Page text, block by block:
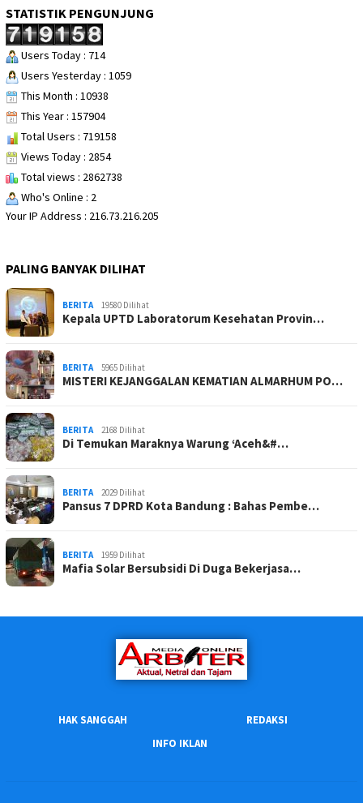
STATISTIK PENGUNJUNG
Users Today : 714
Users Yesterday : 1059
This Month : 10938
This Year : 157904
Total Users : 719158
Views Today : 2854
Total views : 2862738
Who's Online : 2
Your IP Address : 216.73.216.205
PALING BANYAK DILIHAT
BERITA 19580 Dilihat
Kepala UPTD Laboratorum Kesehatan Provin…
BERITA 5965 Dilihat
MISTERI KEJANGGALAN KEMATIAN ALMARHUM PO…
BERITA 2168 Dilihat
Di Temukan Maraknya Warung ‘Aceh&#…
BERITA 2029 Dilihat
Pansus 7 DPRD Kota Bandung : Bahas Pembe…
BERITA 1959 Dilihat
Mafia Solar Bersubsidi Di Duga Bekerjasa…
HAK SANGGAH
REDAKSI
INFO IKLAN